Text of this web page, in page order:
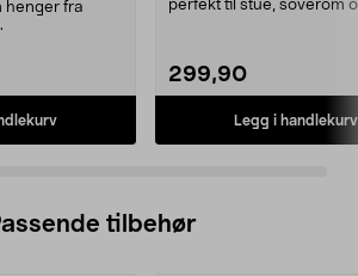
henger fra
perfekt til stue, soverom
299,90
Legg i handlekurv
tilbehør